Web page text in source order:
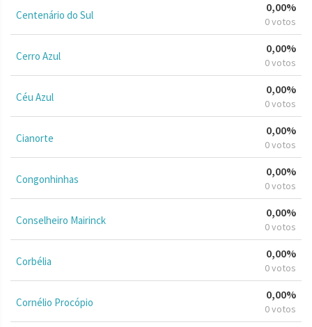
Centenário do Sul
0,00%
0 votos
Cerro Azul
0,00%
0 votos
Céu Azul
0,00%
0 votos
Cianorte
0,00%
0 votos
Congonhinhas
0,00%
0 votos
Conselheiro Mairinck
0,00%
0 votos
Corbélia
0,00%
0 votos
Cornélio Procópio
0,00%
0 votos